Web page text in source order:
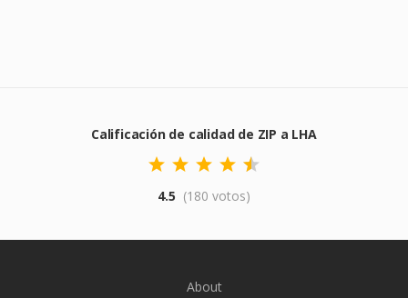
Calificación de calidad de ZIP a LHA
4.5 (180 votos)
About